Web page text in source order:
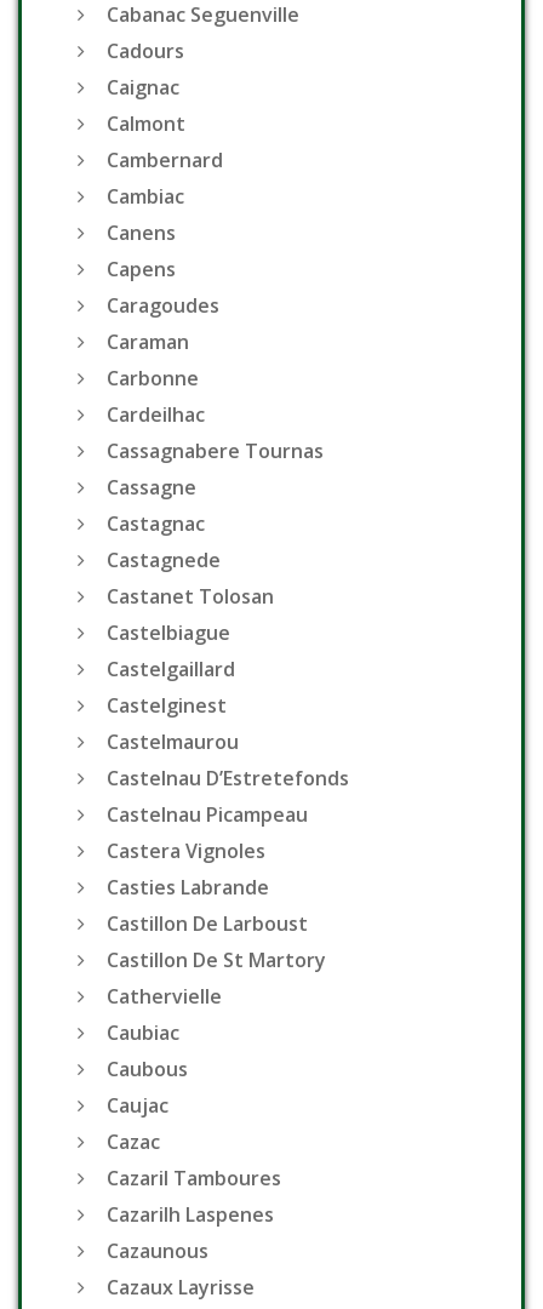
Cabanac Seguenville
Cadours
Caignac
Calmont
Cambernard
Cambiac
Canens
Capens
Caragoudes
Caraman
Carbonne
Cardeilhac
Cassagnabere Tournas
Cassagne
Castagnac
Castagnede
Castanet Tolosan
Castelbiague
Castelgaillard
Castelginest
Castelmaurou
Castelnau D’Estretefonds
Castelnau Picampeau
Castera Vignoles
Casties Labrande
Castillon De Larboust
Castillon De St Martory
Cathervielle
Caubiac
Caubous
Caujac
Cazac
Cazaril Tamboures
Cazarilh Laspenes
Cazaunous
Cazaux Layrisse